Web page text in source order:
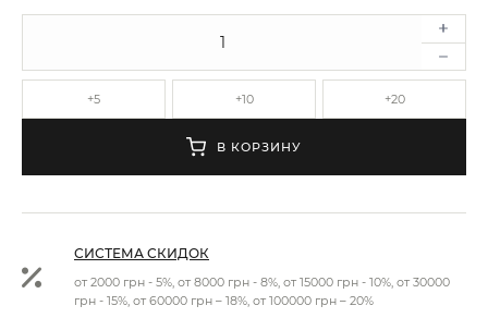
+5 +10 +20
В КОРЗИНУ
СИСТЕМА СКИДОК
от 2000 грн - 5%, от 8000 грн - 8%, от 15000 грн - 10%, от 30000
грн - 15%, от 60000 грн – 18%, от 100000 грн – 20%